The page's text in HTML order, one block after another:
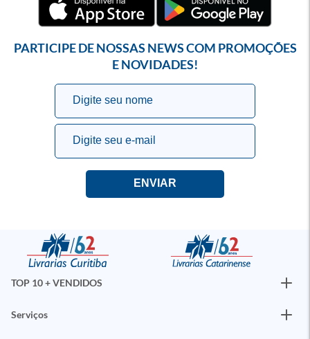
PARTICIPE DE NOSSAS NEWS COM PROMOÇÕES
E NOVIDADES!
TOP 10 + VENDIDOS
Serviços